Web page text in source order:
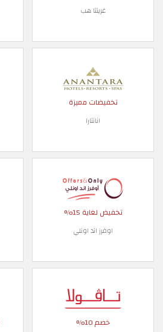
غرينتا هب
تخفيضات مميزة
انانتارا
تخفيض لغاية 15%
اوفرز اند اونلي
خصم 10%